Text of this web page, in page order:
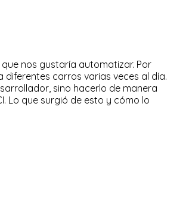
nos gustaría automatizar. Por
carros varias veces al día.
sino hacerlo de manera
Lo que surgió de esto y cómo lo